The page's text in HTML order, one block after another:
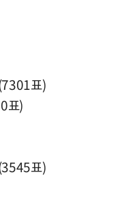
표)
표)
표)